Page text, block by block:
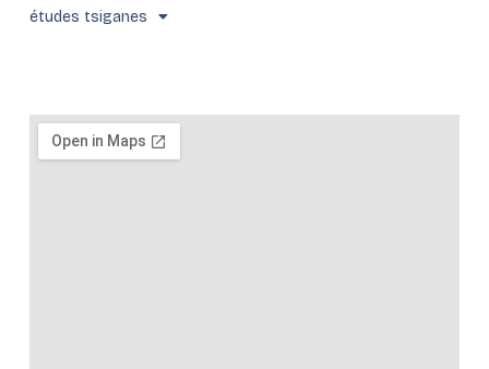
études tsiganes
f